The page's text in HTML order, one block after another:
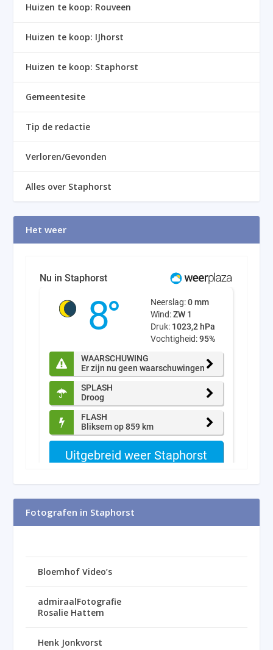
Huizen te koop: Rouveen
Huizen te koop: IJhorst
Huizen te koop: Staphorst
Gemeentesite
Tip de redactie
Verloren/Gevonden
Alles over Staphorst
Het weer
Fotografen in Staphorst
Bloemhof Video’s
admiraalFotografie
Rosalie Hattem
Henk Jonkvorst